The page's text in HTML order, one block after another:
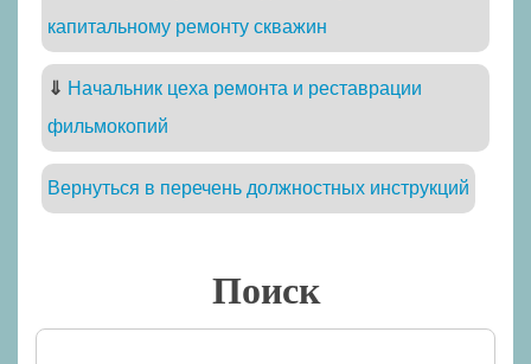
капитальному ремонту скважин
⇓ Начальник цеха ремонта и реставрации
фильмокопий
Вернуться в перечень должностных инструкций
Поиск